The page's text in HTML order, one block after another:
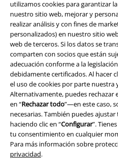
utilizamos cookies para garantizar
nuestro sitio web, mejorar y
realizar análisis y con fines de
personalizados) en nuestro sitio
web de terceros. Si los datos se
comparten con socios que están
adecuación conforme a la
debidamente certificados. Al hacer
el uso de cookies por parte nuestra
Alternativamente, puedes rechazar
en “Rechazar todo”—en este caso,
necesarias. También puedes
haciendo clic en “Configurar”.
tu consentimiento en cualquier
Para más información sobre
privacidad.
A Warner Music